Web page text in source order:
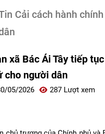
Cải cách hành chính
xã Bác Ái Tây tiếp
cho người dân
05/2026 287 Lượt xem